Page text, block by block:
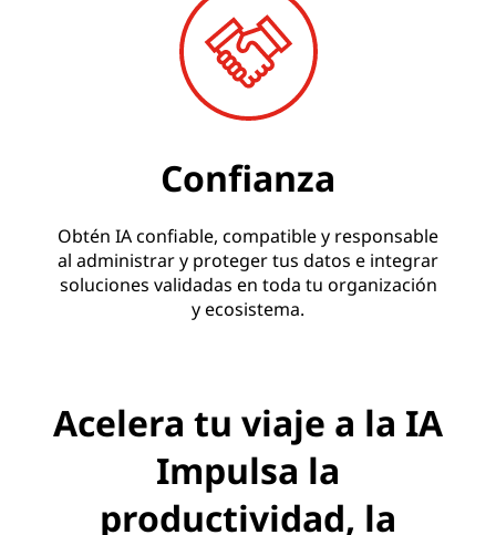
Confianza
Obtén IA confiable, compatible y responsable
al administrar y proteger tus datos e integrar
soluciones validadas en toda tu organización
y ecosistema.
Acelera tu viaje a la IA
Impulsa la
productividad, la